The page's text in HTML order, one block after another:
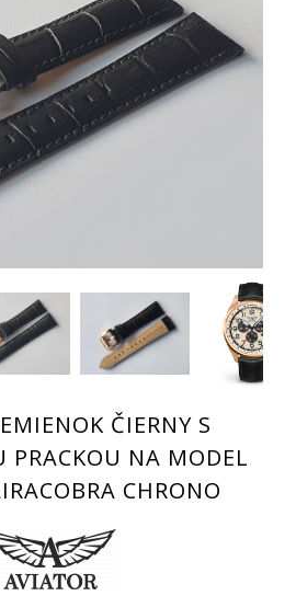
ČIERNY S
PRACKOU NA MODEL
CHRONO